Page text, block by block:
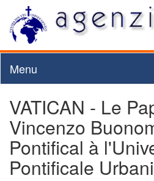
Menu
VATICAN - Le
Vincenzo
Pontifical à
Pontificale